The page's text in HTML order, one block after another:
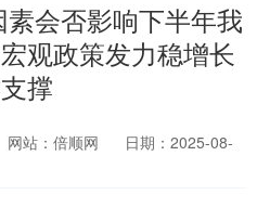
会否影响下半年我
观政策发力稳增长
撑
网站：倍顺网
日期：2025-08-